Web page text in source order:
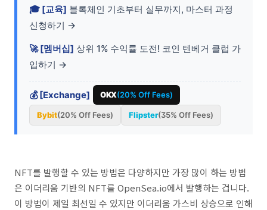
🎓 [교육] 블록체인 기초부터 실무까지, 마스터 과정
신청하기 →
🚀 [멤버십] 상위 1% 수익률 도전! 코인 텐베거 클럽 가
입하기 →
💰 [Exchange] OKX(20% Off Fees)
Bybit(20% Off Fees) Flipster(35% Off Fees)
NFT를 발행할 수 있는 방법은 다양하지만 가장 많이 하는 방법
은 이더리움 기반의 NFT를 OpenSea.io에서 발행하는 겁니다.
이 방법이 제일 최선일 수 있지만 이더리움 가스비 상승으로 인해